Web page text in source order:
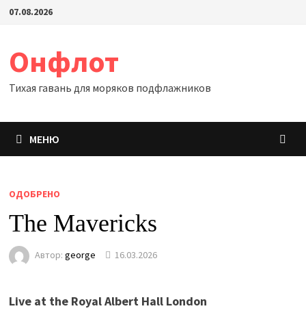
Перейти
07.08.2026
Онфлот
Тихая гавань для моряков подфлажников
МЕНЮ
ОДОБРЕНО
The Mavericks
Автор: george 16.03.2026
Live at the Royal Albert Hall London